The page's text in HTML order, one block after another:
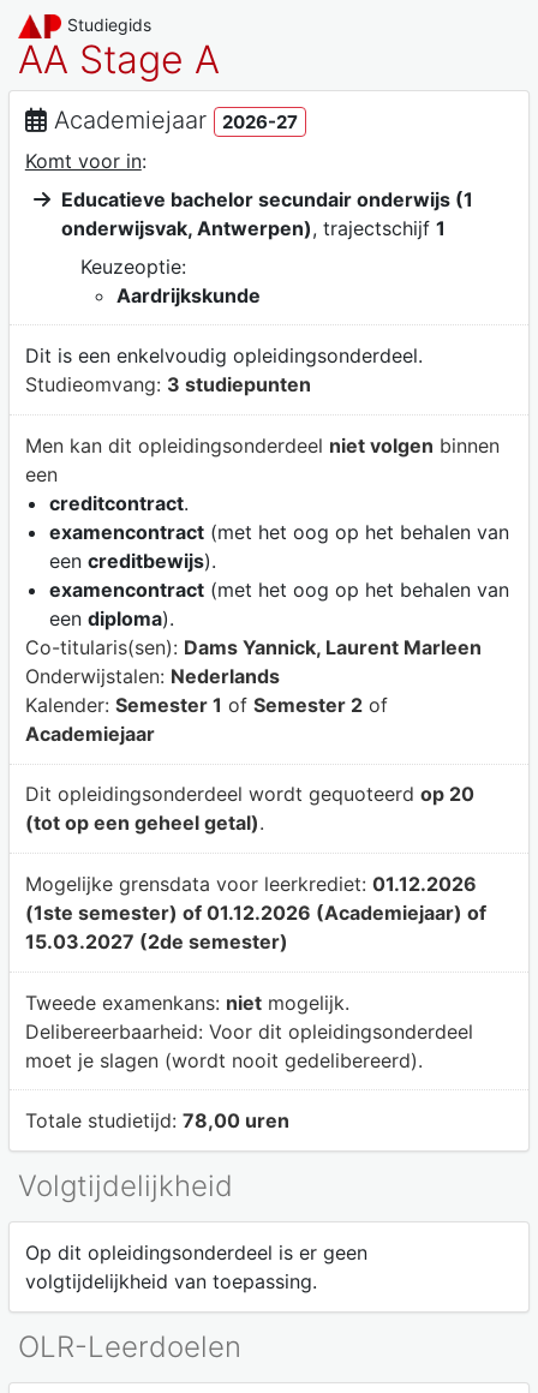
Studiegids
AA Stage A
Academiejaar 2026-27
Komt voor in:
Educatieve bachelor secundair onderwijs (1
onderwijsvak, Antwerpen), trajectschijf 1
Keuzeoptie:
Aardrijkskunde
Dit is een enkelvoudig opleidingsonderdeel.
Studieomvang: 3 studiepunten
Men kan dit opleidingsonderdeel niet volgen binnen
een
creditcontract.
examencontract(met het oog op het behalen van
een creditbewijs).
examencontract(met het oog op het behalen van
een diploma).
Co-titularis(sen): Dams Yannick, Laurent Marleen
Onderwijstalen: Nederlands
Kalender: Semester 1 of Semester 2of
Academiejaar
Dit opleidingsonderdeel wordt gequoteerd op 20
(tot op een geheel getal).
Mogelijke grensdata voor leerkrediet: 01.12.2026
(1ste semester) of 01.12.2026 (Academiejaar) of
15.03.2027 (2de semester)
Tweede examenkans: nietmogelijk.
Delibereerbaarheid: Voor dit opleidingsonderdeel
moet je slagen (wordt nooit gedelibereerd).
Totale studietijd: 78,00 uren
Volgtijdelijkheid
Op dit opleidingsonderdeel is er geen
volgtijdelijkheid van toepassing.
OLR-Leerdoelen